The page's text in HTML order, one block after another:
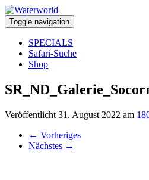
Toggle navigation
SPECIALS
Safari-Suche
Shop
Veröffentlicht 31. August 2022 am
← Vorheriges
Nächstes →